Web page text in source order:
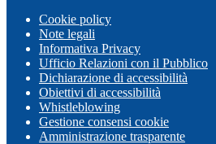
Cookie policy
Note legali
Informativa Privacy
Ufficio Relazioni con il Pubblico
Dichiarazione di accessibilità
Obiettivi di accessibilità
Whistleblowing
Gestione consensi cookie
Amministrazione trasparente